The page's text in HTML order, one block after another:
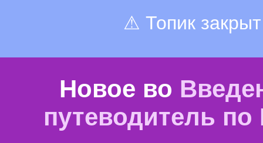
⚠ Топик закрыт
Новое во
путеводитель